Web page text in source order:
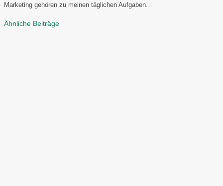
Marketing gehören zu meinen täglichen Aufgaben.
Ähnliche Beiträge